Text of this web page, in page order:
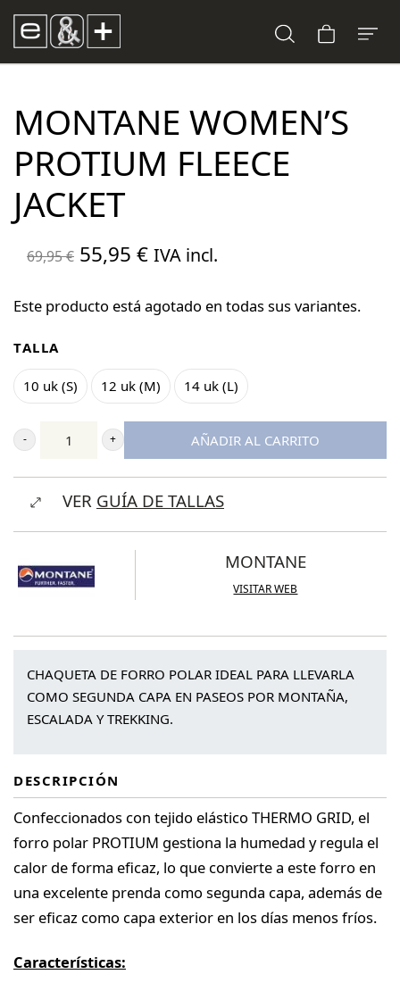
MONTANE WOMEN’S
PROTIUM FLEECE
JACKET
69,95€ El
original
69,95 €.
55,95 €El
actual
55,95 €.
IVA incl.
Este producto está agotado en todas sus variantes.
TALLA
10 uk (S) 12 uk (M) 14 uk (L)
Montane
Women's
Protium
cantidad
AÑADIR AL CARRITO
VER GUÍA DE TALLAS
MONTANE
VISITAR WEB
CHAQUETA DE FORRO POLAR IDEAL PARA LLEVARLA
COMO SEGUNDA CAPA EN PASEOS POR MONTAÑA,
ESCALADA Y TREKKING.
DESCRIPCIÓN
Confeccionados con tejido elástico THERMO GRID, el
forro polar PROTIUM gestiona la humedad y regula el
calor de forma eficaz, lo que convierte a este forro en
una excelente prenda como segunda capa, además de
ser eficaz como capa exterior en los días menos fríos.
Características: